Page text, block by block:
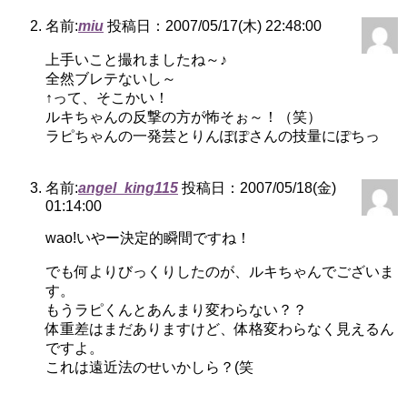
名前:miu 投稿日：2007/05/17(木) 22:48:00
上手いこと撮れましたね～♪
全然ブレテないし～
↑って、そこかい！
ルキちゃんの反撃の方が怖そぉ～！（笑）
ラピちゃんの一発芸とりんぽぽさんの技量にぽちっ
名前:angel_king115 投稿日：2007/05/18(金)
01:14:00
wao!いやー決定的瞬間ですね！
でも何よりびっくりしたのが、ルキちゃんでございま
す。
もうラピくんとあんまり変わらない？？
体重差はまだありますけど、体格変わらなく見えるん
ですよ。
これは遠近法のせいかしら？(笑